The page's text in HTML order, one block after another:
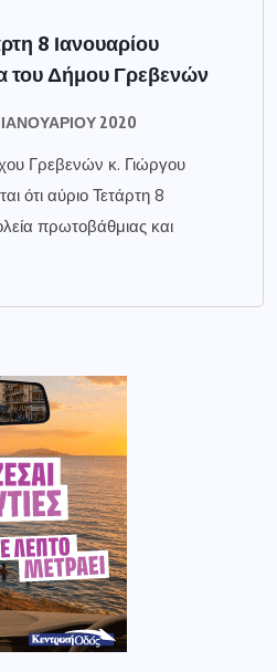
8 Ιανουαρίου
του Δήμου Γρεβενών
ΙΑΝΟΥΑΡΊΟΥ 2020
Γρεβενών κ. Γιώργου
ότι αύριο Τετάρτη 8
πρωτοβάθμιας και